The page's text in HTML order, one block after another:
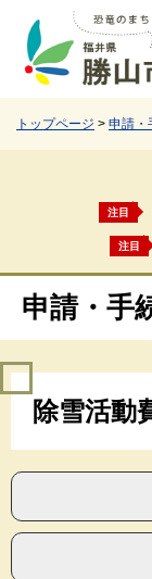
トップページ > 申請・
注目
注目
申請・手
除雪活動